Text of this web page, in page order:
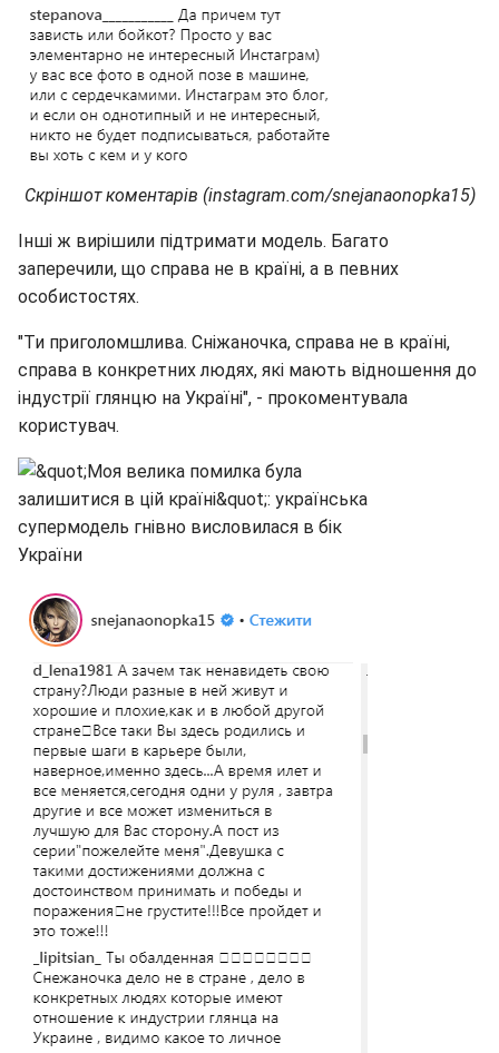
Скріншот коментарів (instagram.com/snejanaonopka15)
Інші ж вирішили підтримати модель. Багато
заперечили, що справа не в країні, а в певних
особистостях.
"Ти приголомшлива. Сніжаночка, справа не в країні,
справа в конкретних людях, які мають відношення до
індустрії глянцю на Україні", - прокоментувала
користувач.